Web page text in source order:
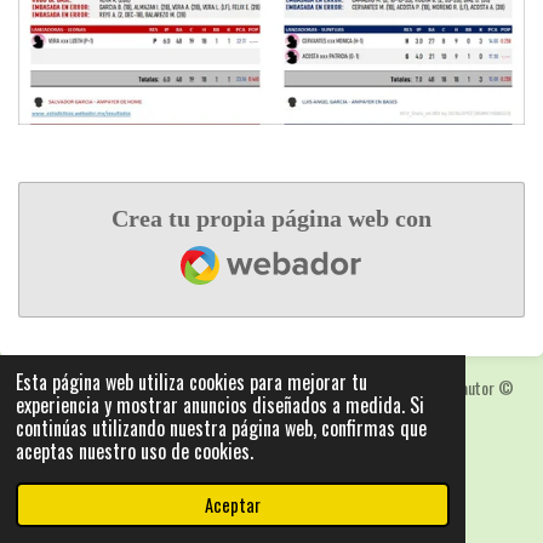
Esta página web utiliza cookies para mejorar tu
experiencia y mostrar anuncios diseñados a medida. Si
continúas utilizando nuestra página web, confirmas que
aceptas nuestro uso de cookies.
Aceptar
Crea tu propia página web con
Webador
Las fotografias y logotipos pueden estar protegidas con derechos de autor©
2025: Statics - by ISCRLopez APP_Stats_v5.103
Con la tecnología deWebador